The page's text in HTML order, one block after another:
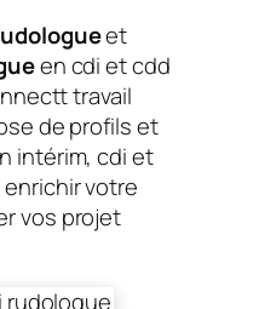
et
en cdi et cdd
travail
de profils et
intérim, cdi et
votre
vos projet